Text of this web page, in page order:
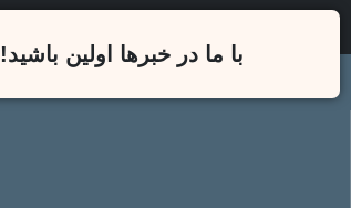
با ما در خبرها اولین باشید!